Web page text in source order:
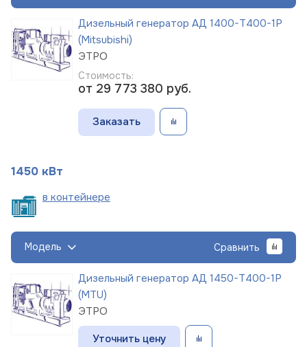
Дизельный генератор АД 1400-Т400-1Р
(Mitsubishi)
ЭТРО
Стоимость:
от 29 773 380 руб.
Заказать
1450 кВт
в контейнере
Модель Сравнить
Дизельный генератор АД 1450-Т400-1Р
(MTU)
ЭТРО
Уточнить цену